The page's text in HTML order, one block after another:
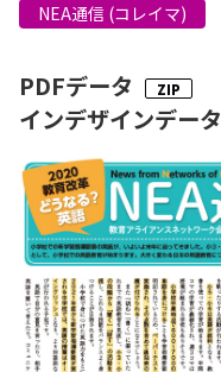
お問い合わせ
NEA通信 (コレイマ)
PDFデータ
インデザインデータ